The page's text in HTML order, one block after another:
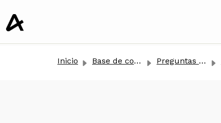
Inicio Base de conocimientos Preguntas Frecuentes